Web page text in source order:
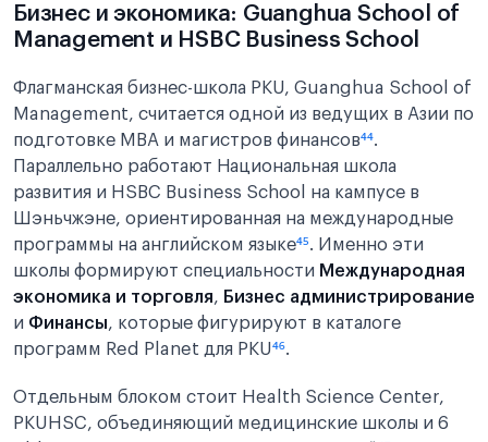
Бизнес и экономика: Guanghua School of
Management и HSBC Business School
Флагманская бизнес-школа PKU, Guanghua School of
Management, считается одной из ведущих в Азии по
подготовке MBA и магистров финансов⁴⁴.
Параллельно работают Национальная школа
развития и HSBC Business School на кампусе в
Шэньчжэне, ориентированная на международные
программы на английском языке⁴⁵. Именно эти
школы формируют специальности Международная
экономика и торговля, Бизнес администрирование
и Финансы, которые фигурируют в каталоге
программ Red Planet для PKU⁴⁶.
Отдельным блоком стоит Health Science Center,
PKUHSC, объединяющий медицинские школы и 6